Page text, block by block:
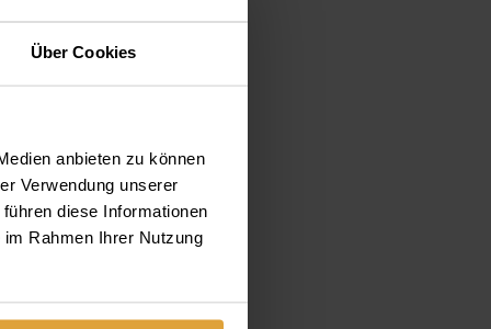
Über Cookies
anbieten zu können
Verwendung unserer
diese Informationen
Rahmen Ihrer Nutzung
und
die